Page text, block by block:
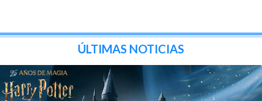
ÚLTIMAS NOTICIAS